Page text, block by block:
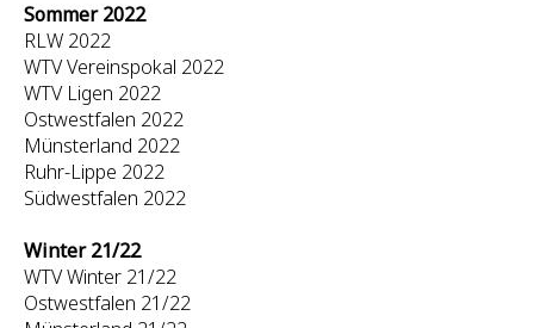
Sommer 2022
RLW 2022
WTV Vereinspokal 2022
WTV Ligen 2022
Ostwestfalen 2022
Münsterland 2022
Ruhr-Lippe 2022
Südwestfalen 2022
Winter 21/22
WTV Winter 21/22
Ostwestfalen 21/22